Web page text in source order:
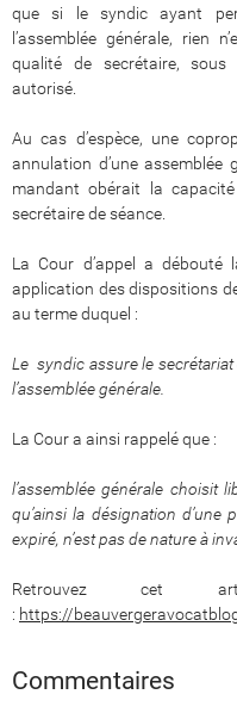
que si le syndic ayant
l’assemblée générale, rien
qualité de secrétaire, sous
autorisé.
Au cas d’espèce, une
annulation d’une
mandant obérait la
secrétaire de séance.
La Cour d’appel a
application des dispositions
au terme duquel :
Le syndic assure le
l’assemblée générale.
La Cour a ainsi rappelé que :
l’assemblée générale choisit
qu’ainsi la désignation
expiré, n’est pas de nature à
Retrouvez cet
: https://
Commentaires